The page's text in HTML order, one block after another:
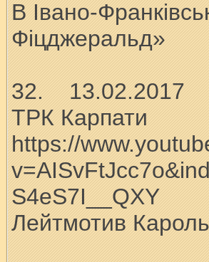
В Івано-
Фіцджеральд»
32. 13.02.2017
ТРК Карпати
https://
S4eS7I__QXY
Лейтмотив